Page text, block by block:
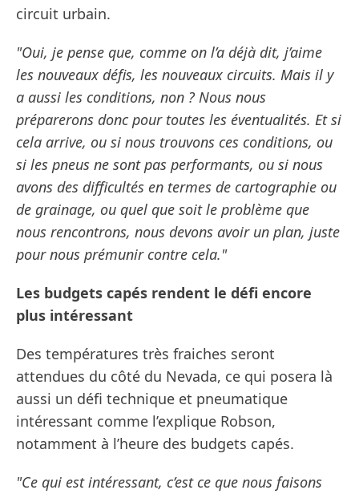
circuit urbain.
"Oui, je pense que, comme on l’a déjà dit, j’aime
les nouveaux défis, les nouveaux circuits. Mais il y
a aussi les conditions, non ? Nous nous
préparerons donc pour toutes les éventualités. Et si
cela arrive, ou si nous trouvons ces conditions, ou
si les pneus ne sont pas performants, ou si nous
avons des difficultés en termes de cartographie ou
de grainage, ou quel que soit le problème que
nous rencontrons, nous devons avoir un plan, juste
pour nous prémunir contre cela."
Les budgets capés rendent le défi encore
plus intéressant
Des températures très fraiches seront
attendues du côté du Nevada, ce qui posera là
aussi un défi technique et pneumatique
intéressant comme l’explique Robson,
notamment à l’heure des budgets capés.
"Ce qui est intéressant, c’est ce que nous faisons